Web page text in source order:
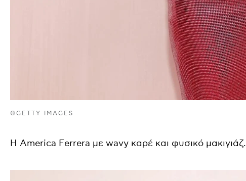
©GETTY IMAGES
Η America Ferrera με wavy καρέ και φυσικό μακιγιάζ.